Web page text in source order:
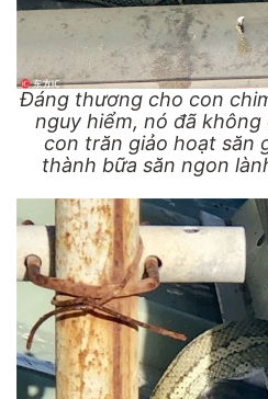
Đáng thương cho con
nguy hiểm, nó đã
con trăn giảo hoạt săn
thành bữa săn ngon